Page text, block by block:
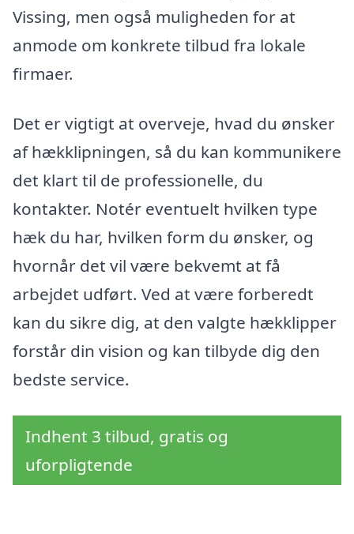
Vissing, men også muligheden for at
anmode om konkrete tilbud fra lokale
firmaer.
Det er vigtigt at overveje, hvad du ønsker
af hækklipningen, så du kan kommunikere
det klart til de professionelle, du
kontakter. Notér eventuelt hvilken type
hæk du har, hvilken form du ønsker, og
hvornår det vil være bekvemt at få
arbejdet udført. Ved at være forberedt
kan du sikre dig, at den valgte hækklipper
forstår din vision og kan tilbyde dig den
bedste service.
Indhent 3 tilbud, gratis og
uforpligtende